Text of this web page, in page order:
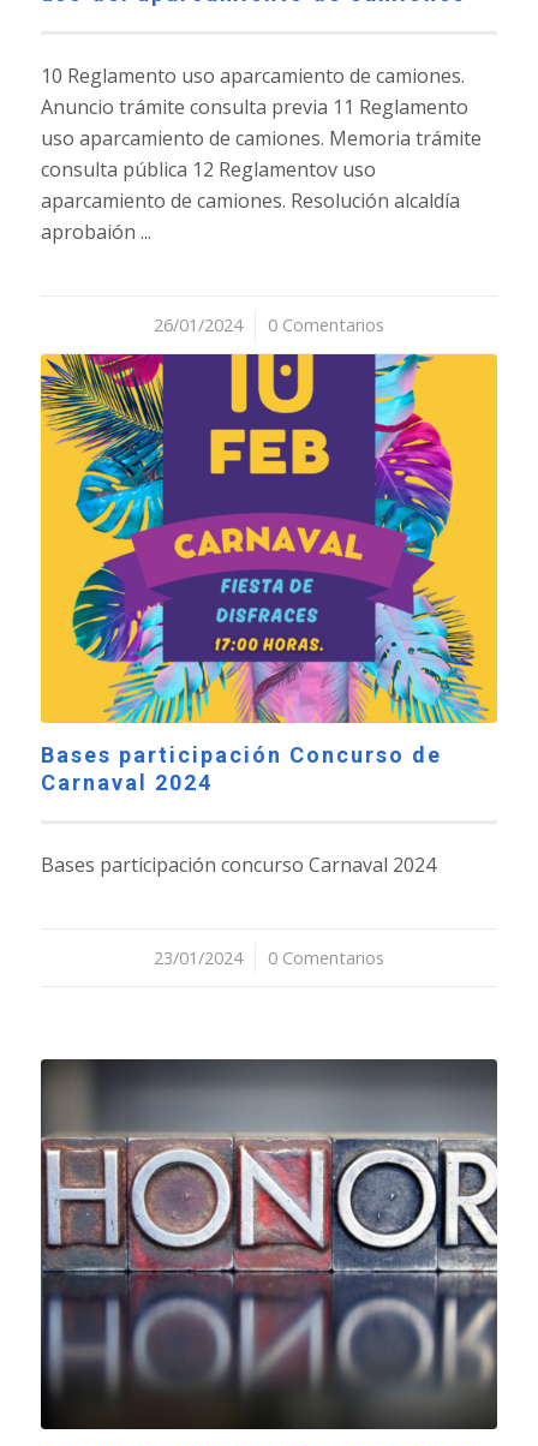
10 Reglamento uso aparcamiento de camiones.
Anuncio trámite consulta previa 11 Reglamento
uso aparcamiento de camiones. Memoria trámite
consulta pública 12 Reglamentov uso
aparcamiento de camiones. Resolución alcaldía
aprobaión ...
26/01/2024
/ 0 Comentarios
Bases participación Concurso de
Carnaval 2024
Bases participación concurso Carnaval 2024
23/01/2024
/ 0 Comentarios